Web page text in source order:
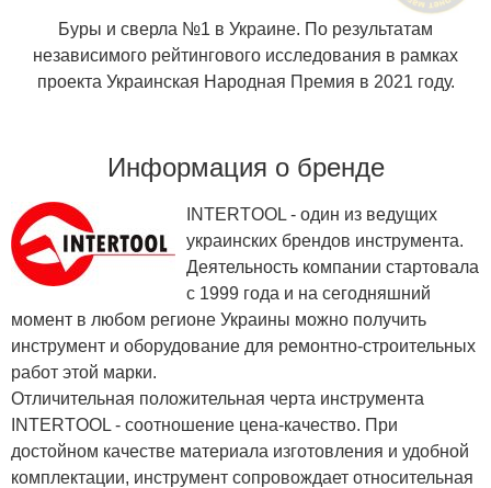
Буры и сверла №1 в Украине. По результатам
независимого рейтингового исследования в рамках
проекта Украинская Народная Премия в 2021 году.
Информация о бренде
INTERTOOL - один из ведущих
украинских брендов инструмента.
Деятельность компании стартовала
с 1999 года и на сегодняшний
момент в любом регионе Украины можно получить
инструмент и оборудование для ремонтно-строительных
работ этой марки.
Отличительная положительная черта инструмента
INTERTOOL - соотношение цена-качество. При
достойном качестве материала изготовления и удобной
комплектации, инструмент сопровождает относительная